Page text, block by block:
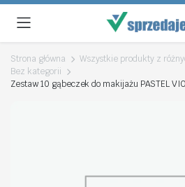
Strona główna
Wszystkie produkty z
Bez kategorii
Zestaw 10 gąbeczek do makijażu PASTEL